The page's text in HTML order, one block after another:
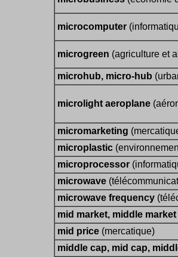
microcomputer
microgreen (agriculture et
microhub, micro-hub
microlight aeroplane
micromarketing
microplastic
microprocessor
microwave
microwave frequency
mid market, middle market
mid price (mercatique)
middle cap, mid cap,